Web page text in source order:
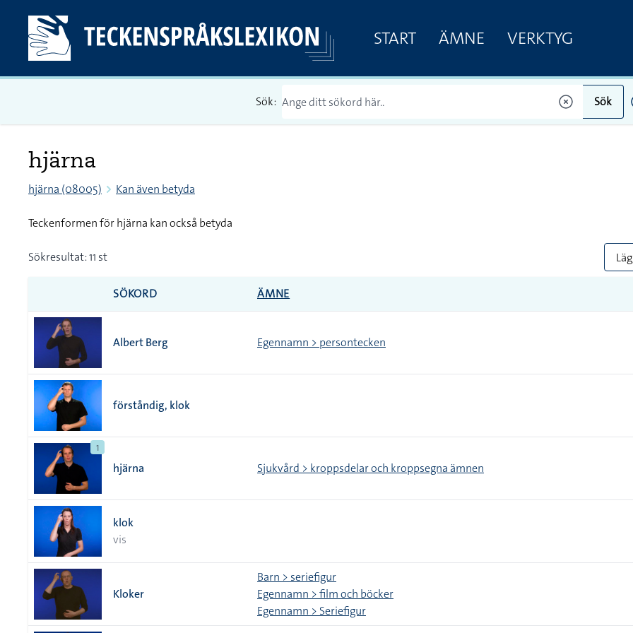
START ÄMNE VERKTYG
Sök: Sök
hjärna
hjärna (08005) Kan även betyda
Teckenformen för hjärna kan också betyda
Sökresultat: 11 st
SÖKORD ÄMNE
Albert Berg Egennamn > persontecken
förståndig, klok
1
hjärna Sjukvård > kroppsdelar och kroppsegna ämnen
klok
vis
Kloker
Barn > seriefigur
Egennamn > film och böcker
Egennamn > Seriefigur